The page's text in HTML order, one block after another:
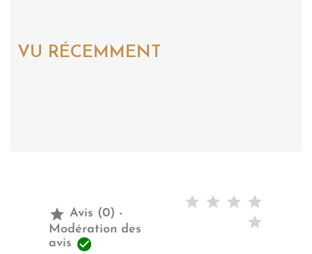
VU RÉCEMMENT
 Avis (0) -
Modération des
avis 